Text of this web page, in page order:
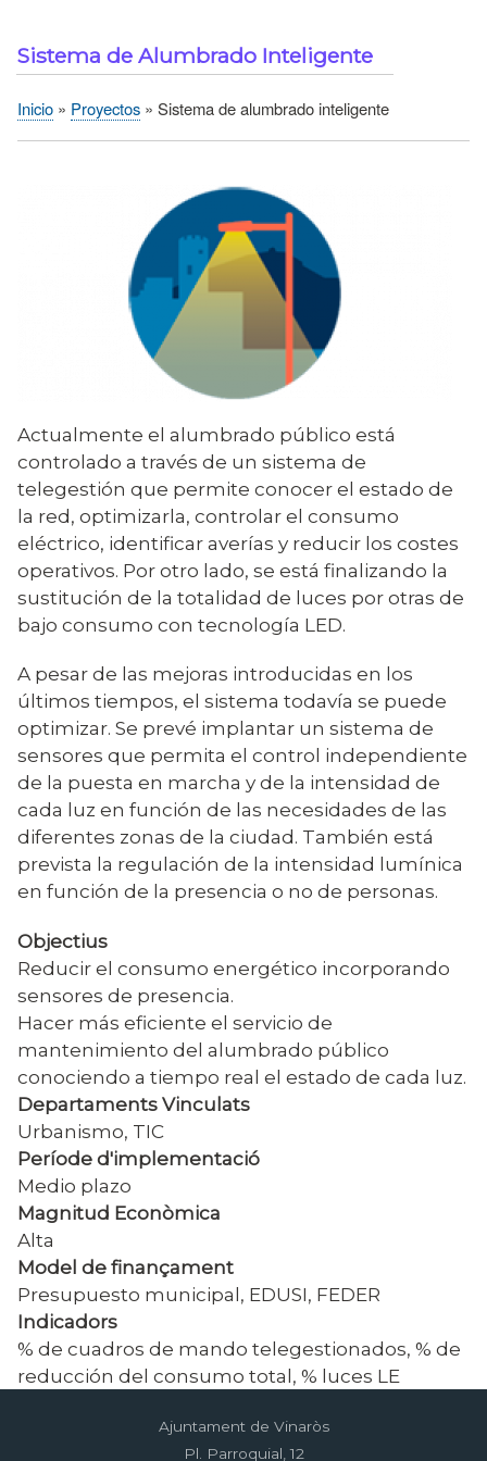
Sistema de Alumbrado Inteligente
Sobrescribir
Inicio Proyectos Sistema de alumbrado inteligente
Actualmente el alumbrado público está
controlado a través de un sistema de
telegestión que permite conocer el estado de
la red, optimizarla, controlar el consumo
eléctrico, identificar averías y reducir los costes
operativos. Por otro lado, se está finalizando la
sustitución de la totalidad de luces por otras de
bajo consumo con tecnología LED.
A pesar de las mejoras introducidas en los
últimos tiempos, el sistema todavía se puede
optimizar. Se prevé implantar un sistema de
sensores que permita el control independiente
de la puesta en marcha y de la intensidad de
cada luz en función de las necesidades de las
diferentes zonas de la ciudad. También está
prevista la regulación de la intensidad lumínica
en función de la presencia o no de personas.
Objectius
Reducir el consumo energético incorporando
sensores de presencia.
Hacer más eficiente el servicio de
mantenimiento del alumbrado público
conociendo a tiempo real el estado de cada luz.
Departaments Vinculats
Urbanismo, TIC
Període d'implementació
Medio plazo
Magnitud Econòmica
Alta
Model de finançament
Presupuesto municipal, EDUSI, FEDER
Indicadors
% de cuadros de mando telegestionados, % de
reducción del consumo total, % luces LE
Ajuntament de Vinaròs
Pl. Parroquial, 12